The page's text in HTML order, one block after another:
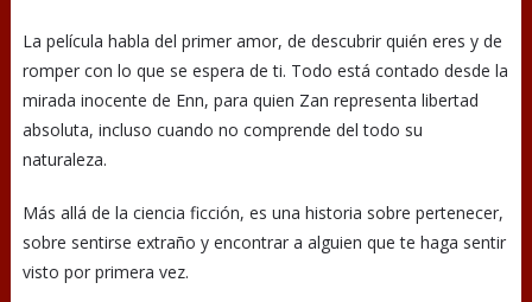
La película habla del primer amor, de descubrir quién eres y de
romper con lo que se espera de ti. Todo está contado desde la
mirada inocente de Enn, para quien Zan representa libertad
absoluta, incluso cuando no comprende del todo su
naturaleza.
Más allá de la ciencia ficción, es una historia sobre pertenecer,
sobre sentirse extraño y encontrar a alguien que te haga sentir
visto por primera vez.